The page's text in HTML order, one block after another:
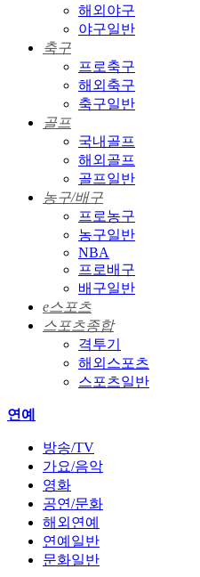
해외야구
야구일반
축구
프로축구
해외축구
축구일반
골프
국내골프
해외골프
골프일반
농구/배구
프로농구
농구일반
NBA
프로배구
배구일반
e스포츠
스포츠종합
격투기
해외스포츠
스포츠일반
연예
방송/TV
가요/음악
영화
공연/문화
해외연예
연예일반
문화일반